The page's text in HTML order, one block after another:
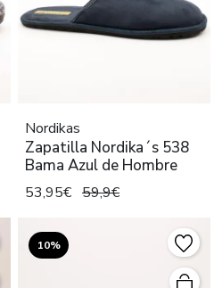
Nordikas
Zapatilla Nordika´s 538
Bama Azul de Hombre
53,95€ 59,9€
10%